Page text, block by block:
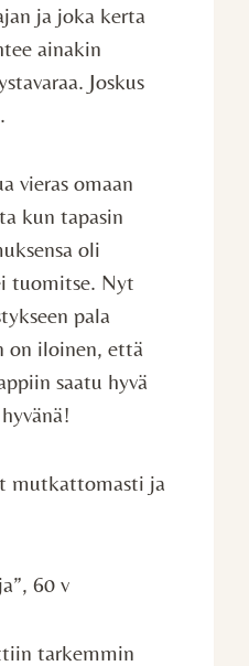
ja joka kerta
ainakin
Joskus
vieras omaan
kun tapasin
oli
tuomitse. Nyt
pala
on iloinen, että
saatu hyvä
mutkattomasti ja
60 v
tarkemmin